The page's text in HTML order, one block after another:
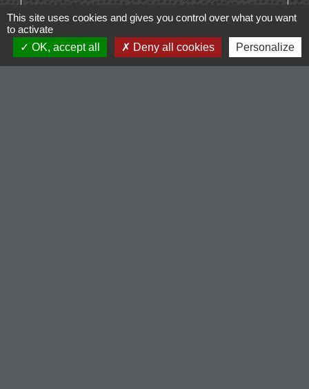
Signaler une erreur sur cette page
This site uses cookies and gives you control over what you want
to activate
OK, accept all
Deny all cookies Personalize